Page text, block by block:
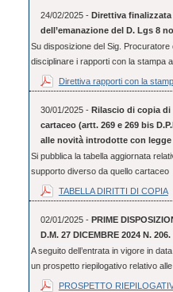
24/02/2025 - Direttiva
dell’emanazione del D. Lgs 8
Su disposizione del Sig.
disciplinare i rapporti con la stampa
Direttiva rapporti con la
30/01/2025 - Rilascio di copia
cartaceo (artt. 269 e 269 bis
alle novità introdotte con legge
Si pubblica la tabella aggiornata
supporto diverso da quello
TABELLA DIRITTI DI COPIA
02/01/2025 - PRIME
D.M. 27 DICEMBRE 2024 N. 206.
A seguito dell’entrata in vigore in
un prospetto riepilogativo relativo
PROSPETTO